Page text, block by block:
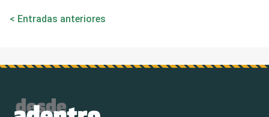
Navegación
Entradas anteriores